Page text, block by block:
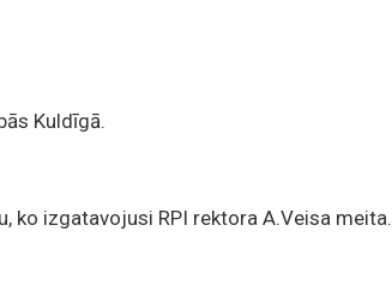
Kuldīgā.
ko izgatavojusi RPI rektora A.Veisa meita.